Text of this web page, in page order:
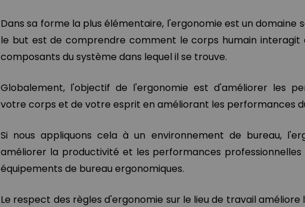
Dans sa forme la plus élémentaire, l'ergonomie est un domaine
le but est de comprendre comment le corps humain interagit
composants du système dans lequel il se trouve.
Globalement, l'objectif de l'ergonomie est d'améliorer les
votre corps et de votre esprit en améliorant les performances
Si nous appliquons cela à un environnement de bureau,
améliorer la productivité et les performances professionnelles
équipements de bureau ergonomiques.
Le respect des règles d'ergonomie sur le lieu de travail